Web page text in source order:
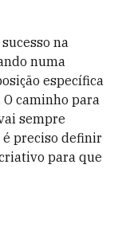
na
numa
específica
caminho para
sempre
preciso definir
para que